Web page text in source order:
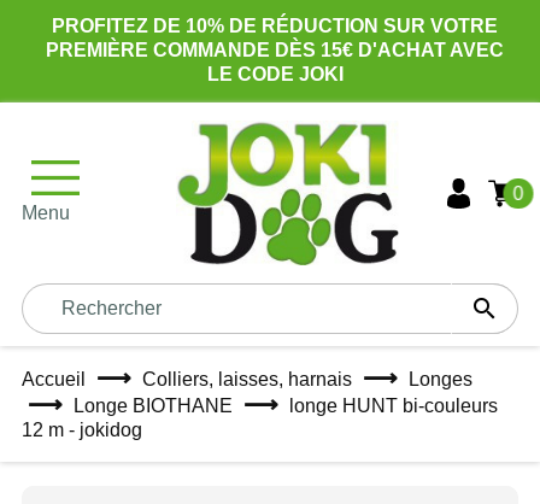
PROFITEZ DE 10% DE RÉDUCTION SUR VOTRE
PREMIÈRE COMMANDE DÈS 15€ D'ACHAT AVEC
LE CODE JOKI
Menu

0
Accueil Colliers, laisses, harnais
Longes
Longe BIOTHANE
longe HUNT bi-couleurs
12 m - jokidog